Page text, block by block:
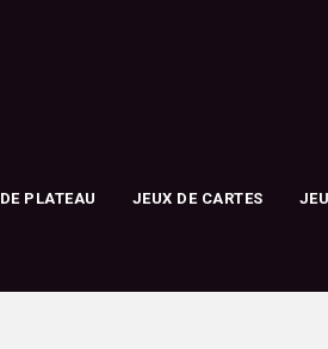
PLATEAU JEUX DE CARTES